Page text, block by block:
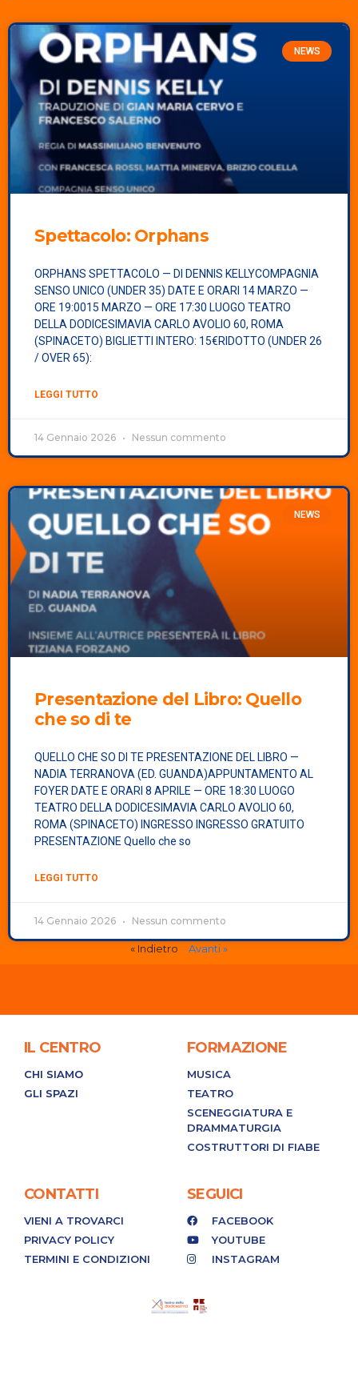
NEWS
Spettacolo: Orphans
ORPHANS SPETTACOLO — DI DENNIS KELLYCOMPAGNIA
SENSO UNICO (UNDER 35) DATE E ORARI 14 MARZO —
ORE 19:0015 MARZO — ORE 17:30 LUOGO TEATRO
DELLA DODICESIMAVIA CARLO AVOLIO 60, ROMA
(SPINACETO) BIGLIETTI INTERO: 15€RIDOTTO (UNDER 26
/ OVER 65):
LEGGI TUTTO
14 Gennaio 2026 Nessun commento
NEWS
Presentazione del Libro: Quello
che so di te
QUELLO CHE SO DI TE PRESENTAZIONE DEL LIBRO —
NADIA TERRANOVA (ED. GUANDA)APPUNTAMENTO AL
FOYER DATE E ORARI 8 APRILE — ORE 18:30 LUOGO
TEATRO DELLA DODICESIMAVIA CARLO AVOLIO 60,
ROMA (SPINACETO) INGRESSO INGRESSO GRATUITO
PRESENTAZIONE Quello che so
LEGGI TUTTO
14 Gennaio 2026 Nessun commento
« Indietro Avanti »
IL CENTRO
CHI SIAMO
GLI SPAZI
FORMAZIONE
MUSICA
TEATRO
SCENEGGIATURA E
DRAMMATURGIA
COSTRUTTORI DI FIABE
CONTATTI
VIENI A TROVARCI
PRIVACY POLICY
TERMINI E CONDIZIONI
SEGUICI
FACEBOOK
YOUTUBE
INSTAGRAM